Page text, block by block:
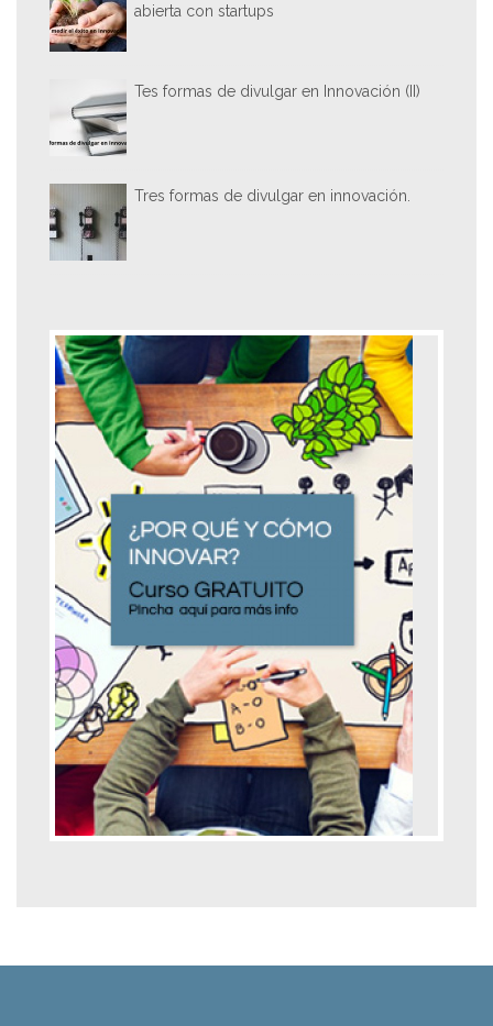
abierta con startups
Tes formas de divulgar en Innovación (II)
Tres formas de divulgar en innovación.